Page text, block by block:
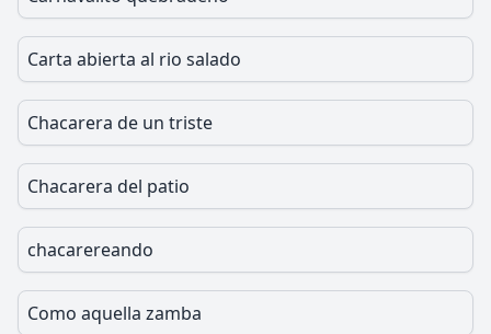
Carta abierta al rio salado
Chacarera de un triste
Chacarera del patio
chacarereando
Como aquella zamba